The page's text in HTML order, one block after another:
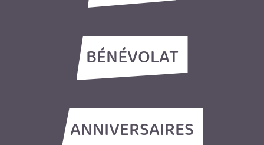
BÉNÉVOLAT
ANNIVERSAIRES